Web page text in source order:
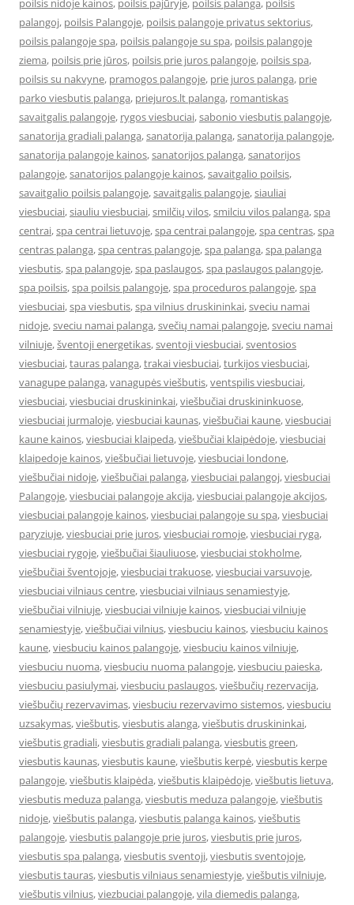
poilsis nidoje kainos, poilsis pajūryje, poilsis palanga, poilsis
palangoj, poilsis Palangoje, poilsis palangoje privatus sektorius,
poilsis palangoje spa, poilsis palangoje su spa, poilsis palangoje
ziema, poilsis prie jūros, poilsis prie juros palangoje, poilsis spa,
poilsis su nakvyne, pramogos palangoje, prie juros palanga, prie
parko viesbutis palanga, priejuros.lt palanga, romantiskas
savaitgalis palangoje, rygos viesbuciai,sabonio viesbutis palangoje,
sanatorija gradiali palanga,sanatorija palanga,sanatorija palangoje,
sanatorija palangoje kainos,sanatorijos palanga,sanatorijos
palangoje,sanatorijos palangoje kainos,savaitgalio poilsis,
savaitgalio poilsis palangoje,savaitgalis palangoje,siauliai
viesbuciai,siauliu viesbuciai,smilčių vilos,smilciu vilos palanga,spa
centrai,spa centrai lietuvoje,spa centrai palangoje,spa centras,spa
centras palanga,spa centras palangoje,spa palanga,spa palanga
viesbutis,spa palangoje,spa paslaugos,spa paslaugos palangoje,
spa poilsis,spa poilsis palangoje,spa proceduros palangoje,spa
viesbuciai,spa viesbutis,spa vilnius druskininkai,sveciu namai
nidoje,sveciu namai palanga,svečių namai palangoje,sveciu namai
vilniuje,šventoji energetikas,sventoji viesbuciai,sventosios
viesbuciai,tauras palanga,trakai viesbuciai,turkijos viesbuciai,
vanagupe palanga,vanagupės viešbutis,ventspilis viesbuciai,
viesbuciai,viesbuciai druskininkai,viešbučiai druskininkuose,
viesbuciai jurmaloje,viesbuciai kaunas,viešbučiai kaune,viesbuciai
kaune kainos,viesbuciai klaipeda,viešbučiai klaipėdoje,viesbuciai
klaipedoje kainos,viešbučiai lietuvoje,viesbuciai londone,
viešbučiai nidoje,viešbučiai palanga,viesbuciai palangoj,viesbuciai
Palangoje,viesbuciai palangoje akcija,viesbuciai palangoje akcijos,
viesbuciai palangoje kainos,viesbuciai palangoje su spa,viesbuciai
paryziuje,viesbuciai prie juros,viesbuciai romoje,viesbuciai ryga,
viesbuciai rygoje,viešbučiai šiauliuose,viesbuciai stokholme,
viešbučiai šventojoje,viesbuciai trakuose,viesbuciai varsuvoje,
viesbuciai vilniaus centre,viesbuciai vilniaus senamiestyje,
viešbučiai vilniuje,viesbuciai vilniuje kainos,viesbuciai vilniuje
senamiestyje,viešbučiai vilnius,viesbuciu kainos,viesbuciu kainos
kaune,viesbuciu kainos palangoje,viesbuciu kainos vilniuje,
viesbuciu nuoma,viesbuciu nuoma palangoje,viesbuciu paieska,
viesbuciu pasiulymai,viesbuciu paslaugos,viešbučių rezervacija,
viešbučių rezervavimas,viesbuciu rezervavimo sistemos,viesbuciu
uzsakymas,viešbutis,viesbutis alanga,viešbutis druskininkai,
viešbutis gradiali,viesbutis gradiali palanga,viesbutis green,
viesbutis kaunas,viesbutis kaune,viešbutis kerpė,viesbutis kerpe
palangoje,viešbutis klaipėda,viešbutis klaipėdoje,viešbutis lietuva,
viesbutis meduza palanga,viesbutis meduza palangoje,viešbutis
nidoje,viešbutis palanga,viesbutis palanga kainos,viešbutis
palangoje,viesbutis palangoje prie juros,viesbutis prie juros,
viesbutis spa palanga,viesbutis sventoji,viesbutis sventojoje,
viesbutis tauras,viesbutis vilniaus senamiestyje,viešbutis vilniuje,
viešbutis vilnius,viezbuciai palangoje,vila diemedis palanga,